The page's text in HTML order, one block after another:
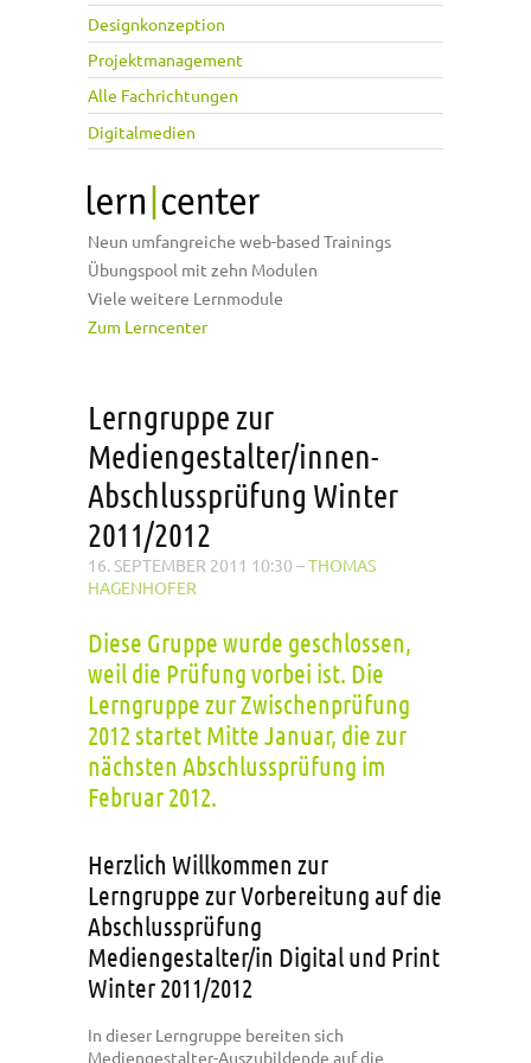
Designkonzeption
Projektmanagement
Alle Fachrichtungen
Digitalmedien
Neun umfangreiche web-based Trainings
Übungspool mit zehn Modulen
Viele weitere Lernmodule
Zum Lerncenter
Lerngruppe zur
Mediengestalter/innen-
Abschlussprüfung Winter
2011/2012
16. SEPTEMBER 2011 10:30 –THOMAS
HAGENHOFER
Diese Gruppe wurde geschlossen,
weil die Prüfung vorbei ist. Die
Lerngruppe zur Zwischenprüfung
2012 startet Mitte Januar, die zur
nächsten Abschlussprüfung im
Februar 2012.
Herzlich Willkommen zur
Lerngruppe zur Vorbereitung auf die
Abschlussprüfung
Mediengestalter/in Digital und Print
Winter 2011/2012
In dieser Lerngruppe bereiten sich
Mediengestalter-Auszubildende auf die